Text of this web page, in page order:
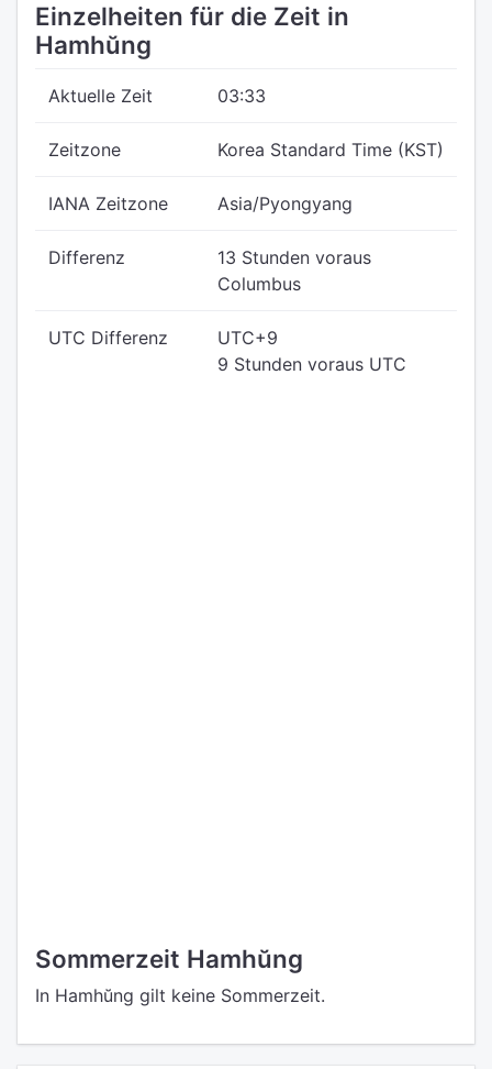
Einzelheiten für die Zeit in
Hamhŭng
Aktuelle Zeit 03:33
Zeitzone Korea Standard Time (KST)
IANA Zeitzone Asia/Pyongyang
Differenz
13 Stunden voraus
Columbus
UTC Differenz
UTC+9
9 Stunden voraus UTC
Sommerzeit Hamhŭng
In Hamhŭng gilt keine Sommerzeit.